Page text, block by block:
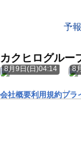
予
カクヒログルー
8月9日(日)04:14 8
会社概要利用規約プラ